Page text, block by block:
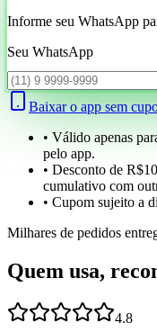
Informe seu WhatsApp
Seu WhatsApp
Baixar o app sem
• Válido apenas
pelo app.
• Desconto de
cumulativo com
• Cupom sujeito a
Milhares de pedidos
Quem usa,
4.8